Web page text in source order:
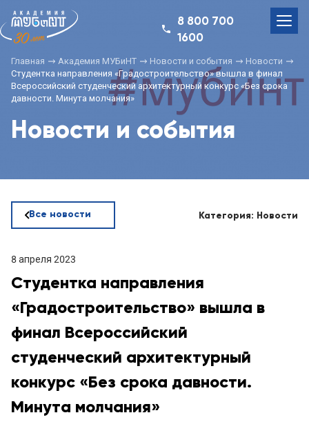
8 800 700
1600
Главная Академия МУБиНТ Новости и события
Новости
Студентка направления «Градостроительство» вышла в финал
Всероссийский студенческий архитектурный конкурс «Без срока
давности. Минута молчания»
Новости и события
Все новости Категория: Новости
8 апреля 2023
Студентка направления
«Градостроительство» вышла в
финал Всероссийский
студенческий архитектурный
конкурс «Без срока давности.
Минута молчания»